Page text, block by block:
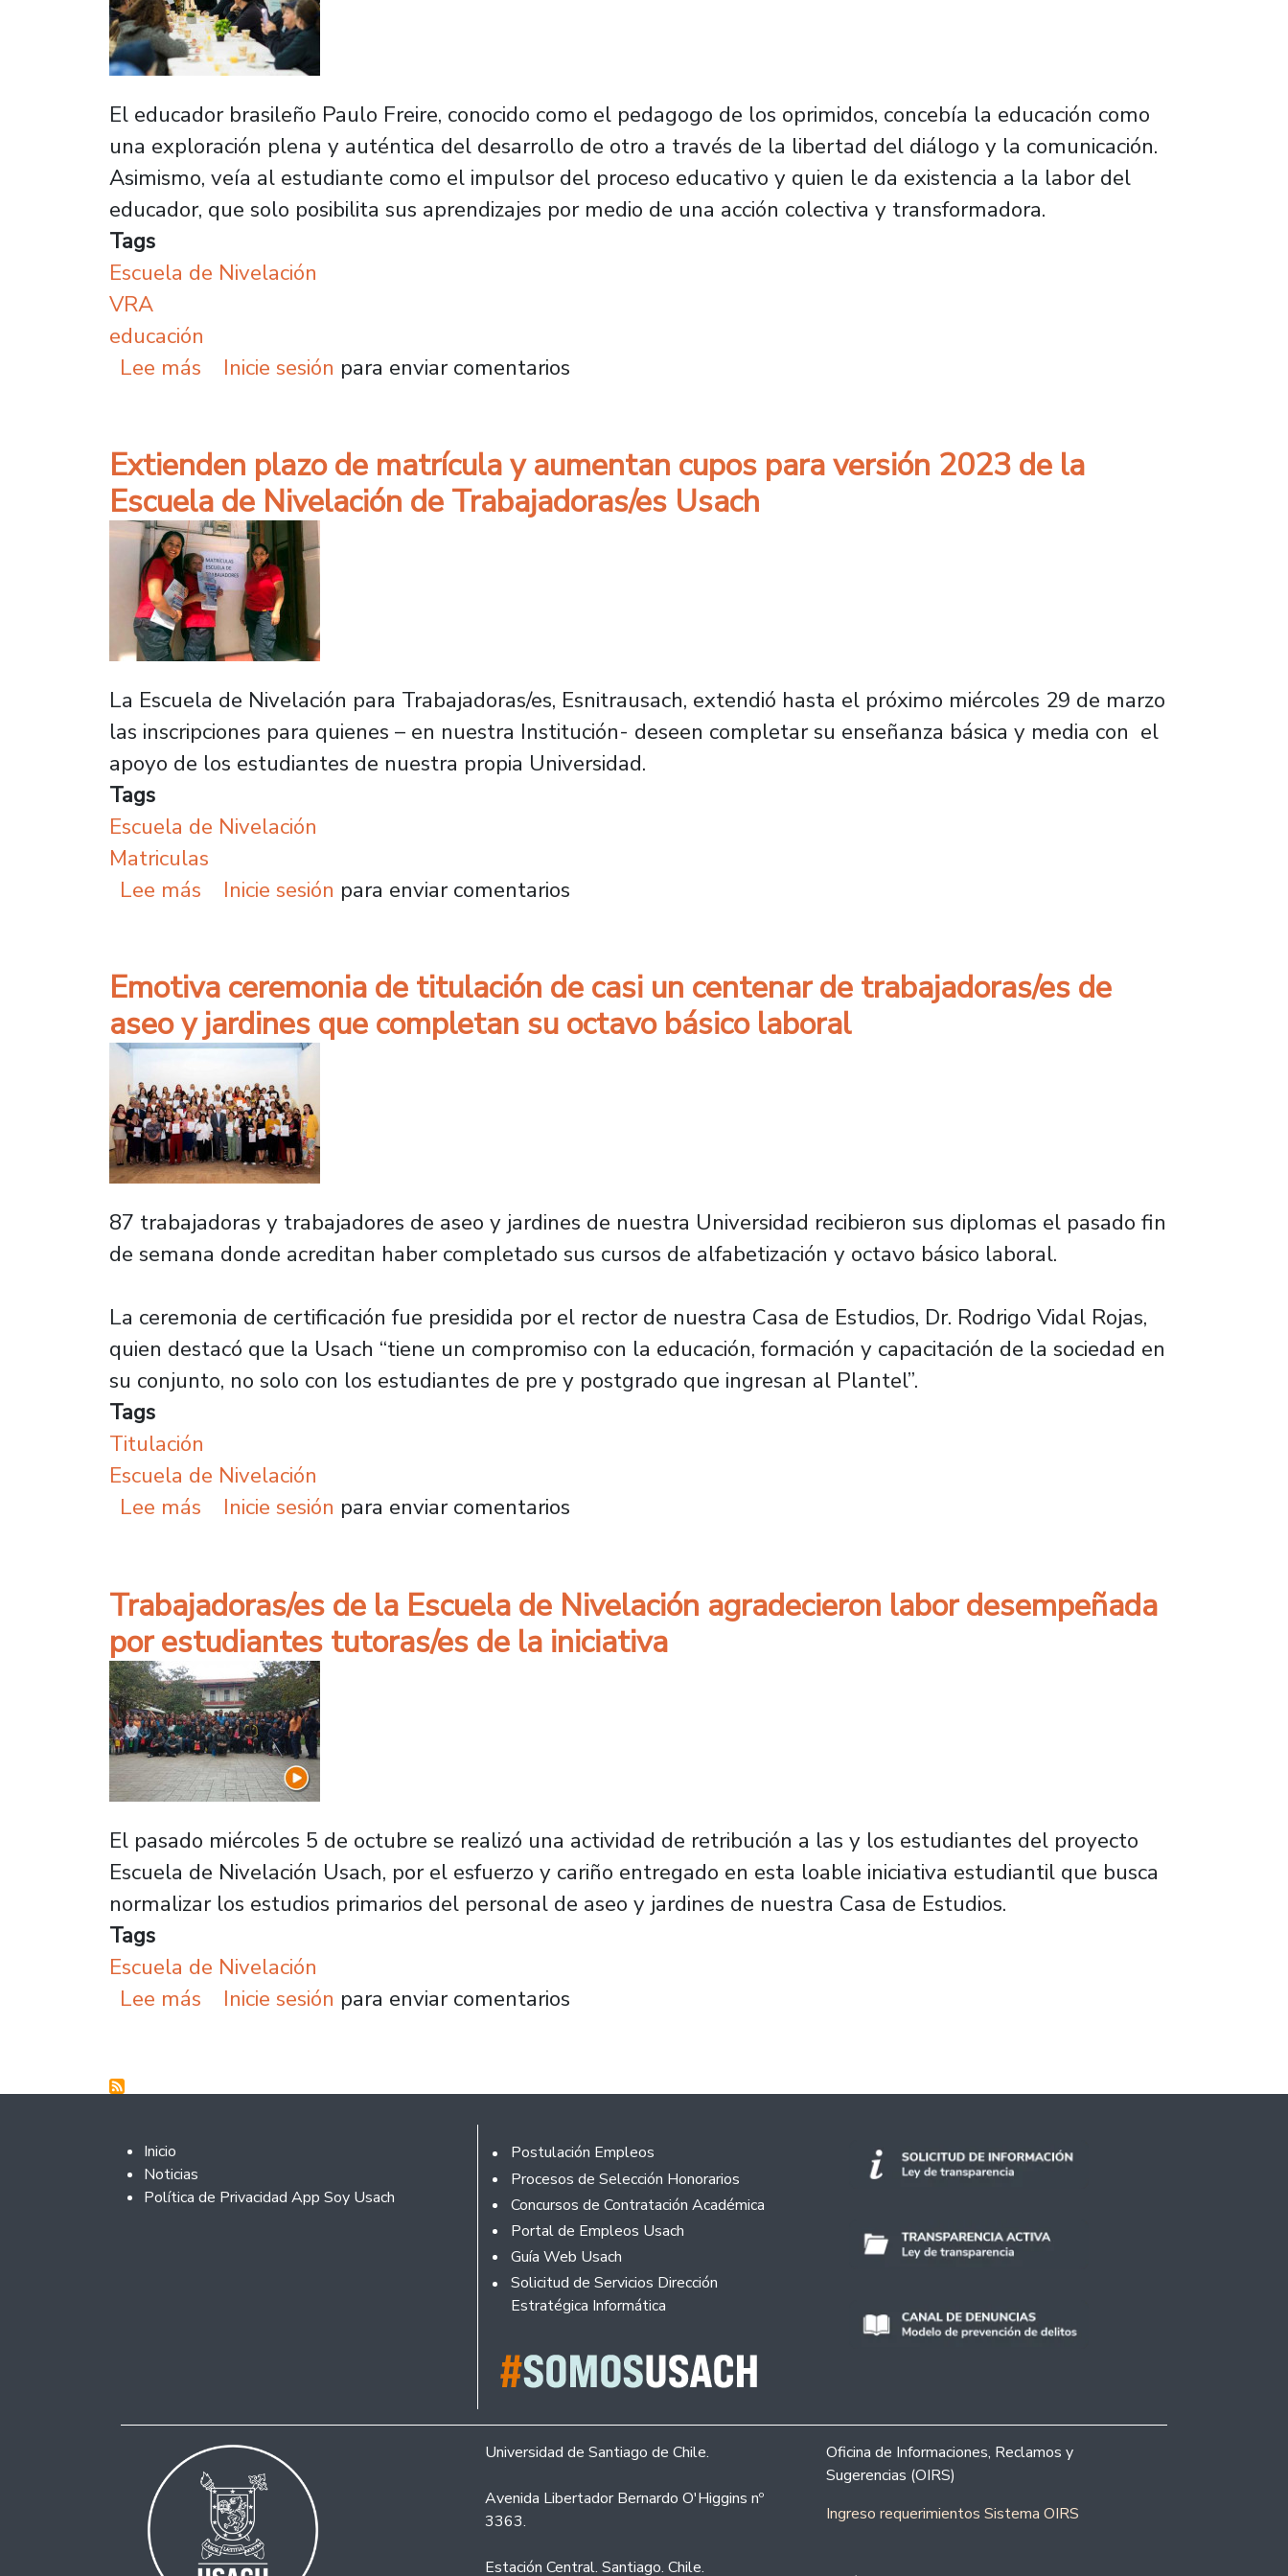
El educador brasileño Paulo Freire, conocido como el pedagogo de los oprimidos, concebía la educación como
una exploración plena y auténtica del desarrollo de otro a través de la libertad del diálogo y la comunicación.
Asimismo, veía al estudiante como el impulsor del proceso educativo y quien le da existencia a la labor del
educador, que solo posibilita sus aprendizajes por medio de una acción colectiva y transformadora.
Tags
Escuela de Nivelación
VRA
educación
Lee más sobre Escuela de Nivelación de Trabajadoras y Trabajadores Usach inicia su segundo año de compromiso
Inicie sesión para enviar comentarios
Extienden plazo de matrícula y aumentan cupos para versión 2023 de la
Escuela de Nivelación de Trabajadoras/es Usach
La Escuela de Nivelación para Trabajadoras/es, Esnitrausach, extendió hasta el próximo miércoles 29 de marzo
las inscripciones para quienes – en nuestra Institución- deseen completar su enseñanza básica y media con el
apoyo de los estudiantes de nuestra propia Universidad.
Tags
Escuela de Nivelación
Matriculas
Lee más sobre Extienden plazo de matrícula y aumentan cupos para versión 2023 de la Escuela de Nivelación de
Inicie sesión para enviar comentarios
Emotiva ceremonia de titulación de casi un centenar de trabajadoras/es de
aseo y jardines que completan su octavo básico laboral
87 trabajadoras y trabajadores de aseo y jardines de nuestra Universidad recibieron sus diplomas el pasado fin
de semana donde acreditan haber completado sus cursos de alfabetización y octavo básico laboral.
La ceremonia de certificación fue presidida por el rector de nuestra Casa de Estudios, Dr. Rodrigo Vidal Rojas,
quien destacó que la Usach “tiene un compromiso con la educación, formación y capacitación de la sociedad en
su conjunto, no solo con los estudiantes de pre y postgrado que ingresan al Plantel”.
Tags
Titulación
Escuela de Nivelación
Lee más sobre Emotiva ceremonia de titulación de casi un centenar de trabajadoras/es de aseo y jardines que completan
Inicie sesión para enviar comentarios
Trabajadoras/es de la Escuela de Nivelación agradecieron labor desempeñada
por estudiantes tutoras/es de la iniciativa
El pasado miércoles 5 de octubre se realizó una actividad de retribución a las y los estudiantes del proyecto
Escuela de Nivelación Usach, por el esfuerzo y cariño entregado en esta loable iniciativa estudiantil que busca
normalizar los estudios primarios del personal de aseo y jardines de nuestra Casa de Estudios.
Tags
Escuela de Nivelación
Lee más sobre Trabajadoras/es de la Escuela de Nivelación agradecieron labor desempeñada por estudiantes tutoras/es
Inicie sesión para enviar comentarios
Footer 2
Inicio
Noticias
Política de Privacidad App Soy Usach
Footer
Postulación Empleos
Procesos de Selección Honorarios
Concursos de Contratación Académica
Portal de Empleos Usach
Guía Web Usach
Solicitud de Servicios Dirección
Estratégica Informática
Universidad de Santiago de Chile.
Avenida Libertador Bernardo O'Higgins nº
3363.
Estación Central. Santiago. Chile.
Oficina de Informaciones, Reclamos y
Sugerencias (OIRS)
Ingreso requerimientos Sistema OIRS